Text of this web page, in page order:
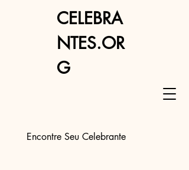
Encontre Seu Celebrante
CELEBRA
NTES.OR
G